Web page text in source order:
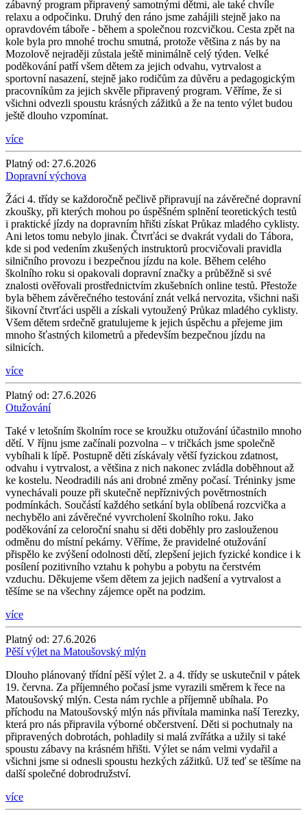
zábavný program připravený samotnými dětmi, ale také chvíle
relaxu a odpočinku. Druhý den ráno jsme zahájili stejně jako na
opravdovém táboře - během a společnou rozcvičkou. Cesta zpět na
kole byla pro mnohé trochu smutná, protože většina z nás by na
Mozolově nejraději zůstala ještě minimálně celý týden. Velké
poděkování patří všem dětem za jejich odvahu, vytrvalost a
sportovní nasazení, stejně jako rodičům za důvěru a pedagogickým
pracovníkům za jejich skvěle připravený program. Věříme, že si
všichni odvezli spoustu krásných zážitků a že na tento výlet budou
ještě dlouho vzpomínat.
více
Platný od: 27.6.2026
Dopravní výchova
Žáci 4. třídy se každoročně pečlivě připravují na závěrečné dopravní
zkoušky, při kterých mohou po úspěšném splnění teoretických testů
i praktické jízdy na dopravním hřišti získat Průkaz mladého cyklisty.
Ani letos tomu nebylo jinak. Čtvrťáci se dvakrát vydali do Tábora,
kde si pod vedením zkušených instruktorů procvičovali pravidla
silničního provozu i bezpečnou jízdu na kole. Během celého
školního roku si opakovali dopravní značky a průběžně si své
znalosti ověřovali prostřednictvím zkušebních online testů. Přestože
byla během závěrečného testování znát velká nervozita, všichni naši
šikovní čtvrťáci uspěli a získali vytoužený Průkaz mladého cyklisty.
Všem dětem srdečně gratulujeme k jejich úspěchu a přejeme jim
mnoho šťastných kilometrů a především bezpečnou jízdu na
silnicích.
více
Platný od: 27.6.2026
Otužování
Také v letošním školním roce se kroužku otužování účastnilo mnoho
dětí. V říjnu jsme začínali pozvolna – v tričkách jsme společně
vybíhali k lípě. Postupně děti získávaly větší fyzickou zdatnost,
odvahu i vytrvalost, a většina z nich nakonec zvládla doběhnout až
ke kostelu. Neodradili nás ani drobné změny počasí. Tréninky jsme
vynechávali pouze při skutečně nepříznivých povětrnostních
podmínkách. Součástí každého setkání byla oblíbená rozcvička a
nechybělo ani závěrečné vyvrcholení školního roku. Jako
poděkování za celoroční snahu si děti doběhly pro zaslouženou
odměnu do místní pekárny. Věříme, že pravidelné otužování
přispělo ke zvýšení odolnosti dětí, zlepšení jejich fyzické kondice i k
posílení pozitivního vztahu k pohybu a pobytu na čerstvém
vzduchu. Děkujeme všem dětem za jejich nadšení a vytrvalost a
těšíme se na všechny zájemce opět na podzim.
více
Platný od: 27.6.2026
Pěší výlet na Matoušovský mlýn
Dlouho plánovaný třídní pěší výlet 2. a 4. třídy se uskutečnil v pátek
19. června. Za příjemného počasí jsme vyrazili směrem k řece na
Matoušovský mlýn. Cesta nám rychle a příjemně ubíhala. Po
příchodu na Matoušovský mlýn nás přivítala maminka naší Terezky,
která pro nás připravila výborné občerstvení. Děti si pochutnaly na
připravených dobrotách, pohladily si malá zvířátka a užily si také
spoustu zábavy na krásném hřišti. Výlet se nám velmi vydařil a
všichni jsme si odnesli spoustu hezkých zážitků. Už teď se těšíme na
další společné dobrodružství.
více